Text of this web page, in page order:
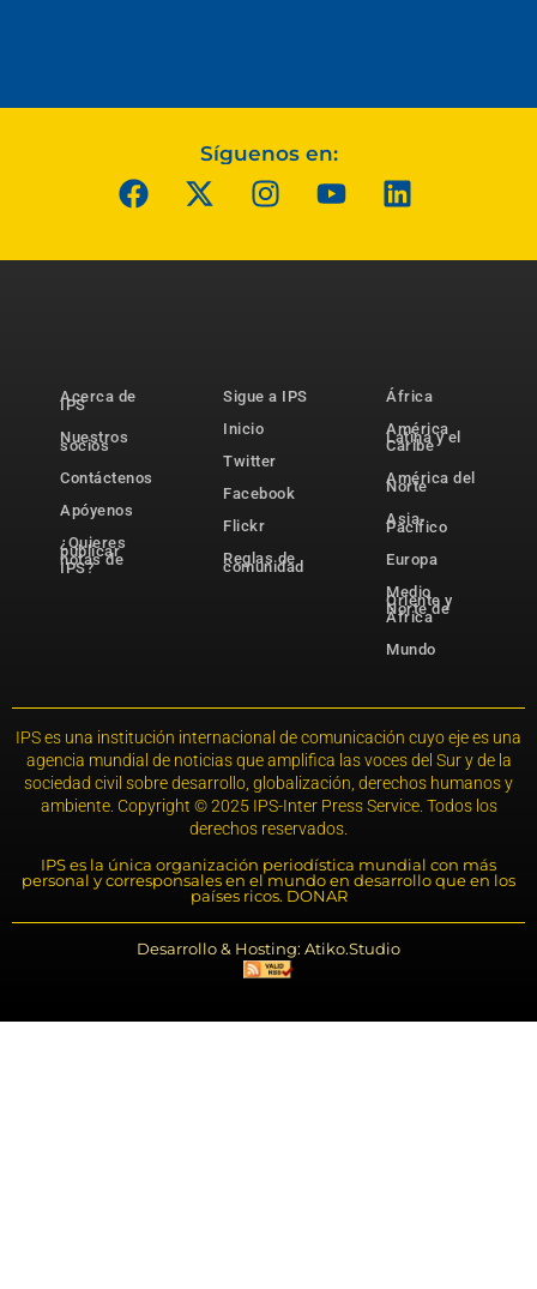
Síguenos en:
Acerca de
IPS
Nuestros
socios
Contáctenos
Apóyenos
¿Quieres
publicar
notas de
IPS?
Sigue a IPS
Inicio
Twitter
Facebook
Flickr
Reglas de
comunidad
África
América
Latina y el
Caribe
América del
Norte
Asia-
Pacífico
Europa
Medio
Oriente y
Norte de
África
Mundo
IPS es una institución internacional de comunicación cuyo eje es una
agencia mundial de noticias que amplifica las voces del Sur y de la
sociedad civil sobre desarrollo, globalización, derechos humanos y
ambiente. Copyright © 2025 IPS-Inter Press Service. Todos los
derechos reservados.
IPS es la única organización periodística mundial con más
personal y corresponsales en el mundo en desarrollo que en los
países ricos. DONAR
Desarrollo & Hosting: Atiko.Studio